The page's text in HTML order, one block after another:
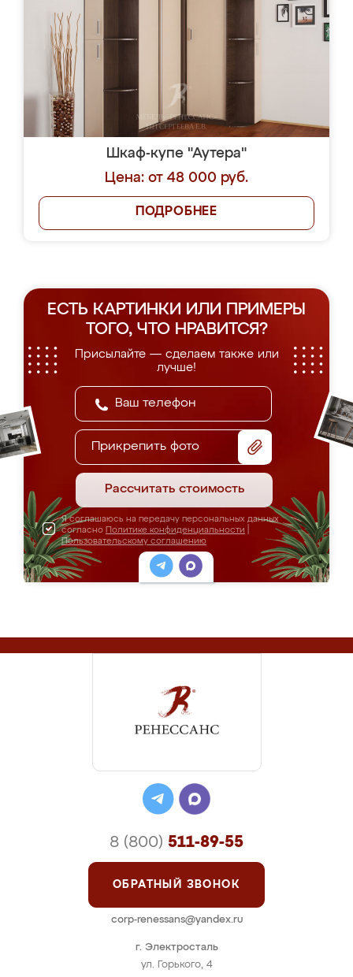
Шкаф-купе "Аутера"
Цена: от 48 000 руб.
ПОДРОБНЕЕ
ЕСТЬ КАРТИНКИ ИЛИ ПРИМЕРЫ
ТОГО, ЧТО НРАВИТСЯ?
Присылайте — сделаем также или
лучше!
Прикрепить фото
Рассчитать стоимость
Я соглашаюсь на передачу персональных данных
согласно Политике конфиденциальности
Пользовательскому соглашению
г. Электросталь
ул. Горького, 4
8 (800) 511-89-55
ОБРАТНЫЙ ЗВОНОК
corp-renessans@yandex.ru